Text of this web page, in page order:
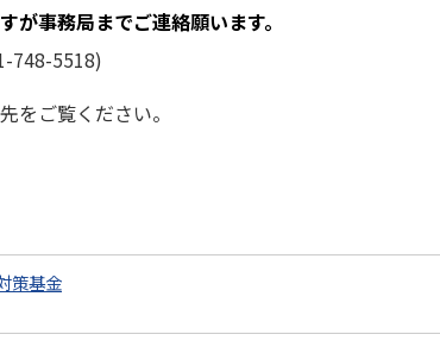
事務局までご連絡願います。
748-5518)
をご覧ください。
策基金